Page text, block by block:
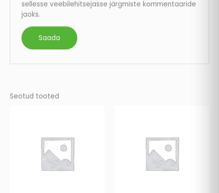
sellesse veebilehitsejasse järgmiste kommentaaride
jaoks.
Seotud tooted